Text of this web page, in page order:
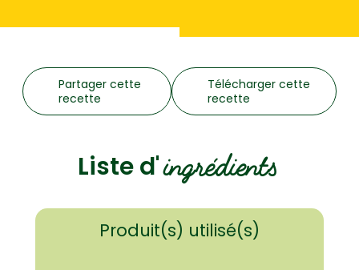
Partager cette
recette
Télécharger cette
recette
Liste d'ingrédients
Produit(s) utilisé(s)